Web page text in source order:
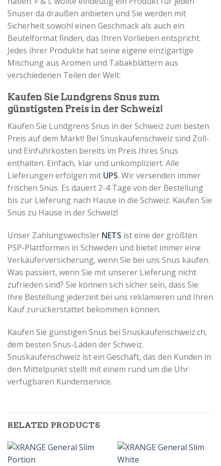
Snuser da draußen anbieten und Sie werden mit
Sicherheit sowohl einen Geschmack als auch ein
Beutelformat finden, das Ihren Vorlieben entspricht.
Jedes ihrer Produkte hat seine eigene einzigartige
Mischung aus Aromen und Tabakblättern aus
verschiedenen Teilen der Welt.
Kaufen Sie Lundgrens Snus zum
günstigsten Preis in der Schweiz!
Kaufen Sie Lundgrens Snus in der Schweiz zum besten
Preis auf dem Markt! Bei Snuskaufenschweiz sind Zoll-
und Einfuhrkosten bereits im Preis Ihres Snus
enthalten. Einfach, klar und unkompliziert. Alle
Lieferungen erfolgen mit UPS. Wir versenden immer
frischen Snus. Es dauert 2-4 Tage von der Bestellung
bis zur Lieferung nach Hause in die Schweiz. Kaufen Sie
Snus zu Hause in der Schweiz!
Unser Zahlungswechsler NETS ist eine der größten
PSP-Plattformen in Schweden und bietet immer eine
Verkäuferversicherung, wenn Sie bei uns Snus kaufen.
Was passiert, wenn Sie mit unserer Lieferung nicht
zufrieden sind? Sie können sich sicher sein, dass Sie
Ihre Bestellung jederzeit bei uns reklamieren und Ihren
Kauf zurückerstattet bekommen können.
Kaufen Sie günstigen Snus bei Snuskaufenschweiz.ch,
dem besten Snus-Laden der Schweiz.
Snuskaufenschweiz istein Geschäft, das den Kunden in
den Mittelpunkt stellt mit einem rund um die Uhr
verfügbaren Kundenservice.
RELATED PRODUCTS